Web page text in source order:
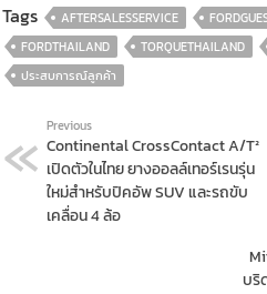
Tags AFTERSALESSERVICE
FORDTHAILAND
TORQUETHAILAND
ประสบการณ์ลูกค้า
Previous
Continental CrossContact A/T²
เปิดตัวในไทย ยางออลล์เทอร์เรนรุ่น
ใหม่สำหรับปิคอัพ SUV และรถขับ
เคลื่อน 4 ล้อ
บริ